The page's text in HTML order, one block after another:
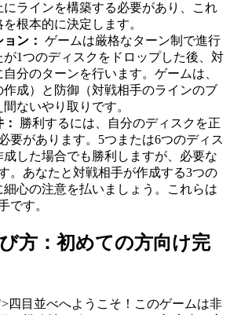
にラインを構築する必要があり、これ
根本的に決定します。
ン： ゲームは厳格なターン制で進行
が1つのディスクをドロップした後、対
分のターンを行います。ゲームは、
成）と防御（対戦相手のラインのブ
ないやり取りです。
勝利するには、自分のディスクを正
要があります。5つまたは6つのディス
成した場合でも勝利しますが、必要な
。あなたと対戦相手が作成する3つの
心の注意を払いましょう。これらは
です。
方：初めての方向け完
四目並べへようこそ！このゲームは非